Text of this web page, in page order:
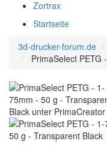
Zortrax
Startseite
3d-drucker-forum.de
PrimaSelect PETG